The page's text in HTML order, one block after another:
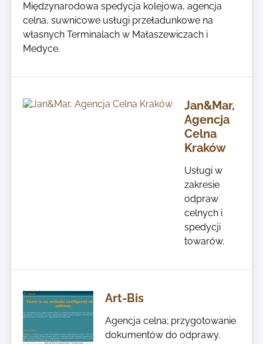
Kontakt
Międzynarodowa spedycja kolejowa, agencja
celna, suwnicowe usługi przeładunkowe na
własnych Terminalach w Małaszewiczach i
Medyce.
Jan&Mar,
Agencja
Celna
Kraków
Usługi w
zakresie
odpraw
celnych i
spedycji
towarów.
Art-Bis
Agencja celna; przygotowanie
dokumentów do odprawy.